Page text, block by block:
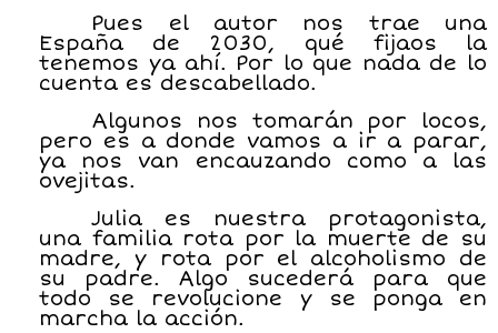
Pues el autor nos trae una
España de 2030, qué fijaos la
tenemos ya ahí. Por lo que nada de lo
cuenta es descabellado.
Algunos nos tomarán por locos,
pero es a donde vamos a ir a parar,
ya nos van encauzando como a las
ovejitas.
Julia es nuestra protagonista,
una familia rota por la muerte de su
madre, y rota por el alcoholismo de
su padre. Algo sucederá para que
todo se revolucione y se ponga en
marcha la acción.